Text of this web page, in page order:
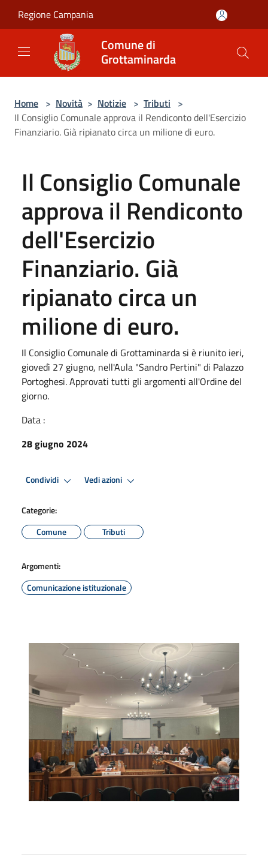
Regione Campania
Comune di
Grottaminarda
Home > Novità > Notizie > Tributi >
Il Consiglio Comunale approva il Rendiconto dell'Esercizio
Finanziario. Già ripianato circa un milione di euro.
Il Consiglio Comunale
approva il Rendiconto
dell'Esercizio
Finanziario. Già
ripianato circa un
milione di euro.
Il Consiglio Comunale di Grottaminarda si è riunito ieri,
giovedì 27 giugno, nell'Aula "Sandro Pertini" di Palazzo
Portoghesi. Approvati tutti gli argomenti all'Ordine del
giorno.
Data :
28 giugno 2024
Condividi Vedi azioni
Categorie:
Comune
Tributi
Argomenti:
Comunicazione istituzionale